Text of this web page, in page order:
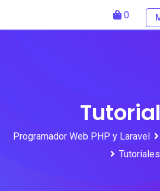
0
Programador Web PHP y Laravel
Tutoriales